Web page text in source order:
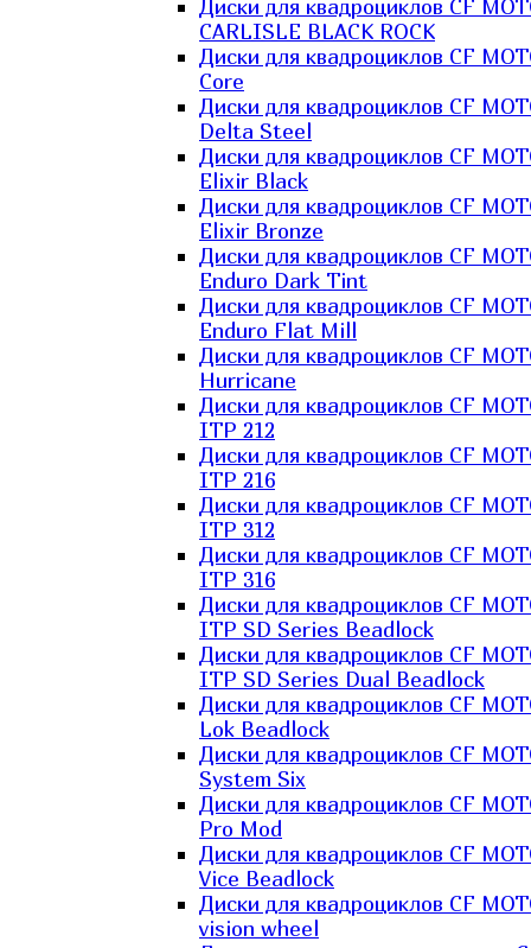
Диски для квадроциклов CF
CARLISLE BLACK ROCK
Диски для квадроциклов CF
Core
Диски для квадроциклов CF
Delta Steel
Диски для квадроциклов CF
Elixir Black
Диски для квадроциклов CF
Elixir Bronze
Диски для квадроциклов CF
Enduro Dark Tint
Диски для квадроциклов CF
Enduro Flat Mill
Диски для квадроциклов CF
Hurricane
Диски для квадроциклов CF
ITP 212
Диски для квадроциклов CF
ITP 216
Диски для квадроциклов CF
ITP 312
Диски для квадроциклов CF
ITP 316
Диски для квадроциклов CF
ITP SD Series Beadlock
Диски для квадроциклов CF
ITP SD Series Dual Beadlock
Диски для квадроциклов CF
Lok Beadlock
Диски для квадроциклов CF
System Six
Диски для квадроциклов CF
Pro Mod
Диски для квадроциклов CF
Vice Beadlock
Диски для квадроциклов CF
vision wheel